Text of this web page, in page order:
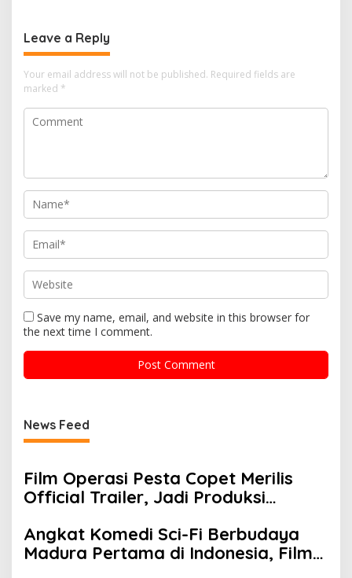
Leave a Reply
Your email address will not be published. Required fields are
marked *
Save my name, email, and website in this browser for
the next time I comment.
News Feed
Film Operasi Pesta Copet Merilis
Official Trailer, Jadi Produksi
Tengah Festival Nyata dengan
Puluhan Ribu Penonton Operasi
Angkat Komedi Sci-Fi Berbudaya
Madura Pertama di Indonesia, Film